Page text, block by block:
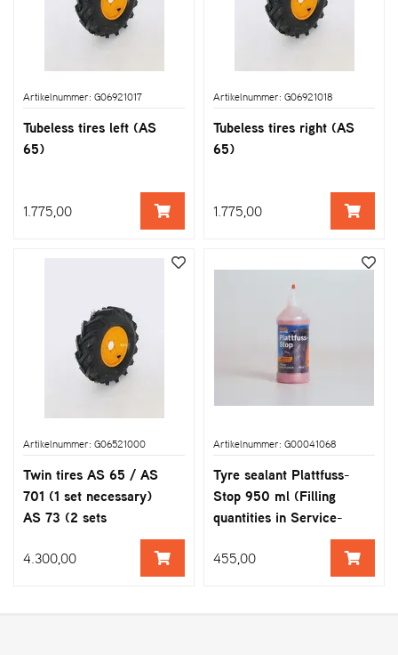
Artikelnummer: G06921017
Tubeless tires left (AS
65)
1.775,00
Artikelnummer: G06921018
Tubeless tires right (AS
65)
1.775,00
Artikelnummer: G06521000
Twin tires AS 65 / AS
701 (1 set necessary)
AS 73 (2 sets
4.300,00
Artikelnummer: G00041068
Tyre sealant Plattfuss-
Stop 950 ml (Filling
quantities in Service-
Information General
parts-and-more
455,00